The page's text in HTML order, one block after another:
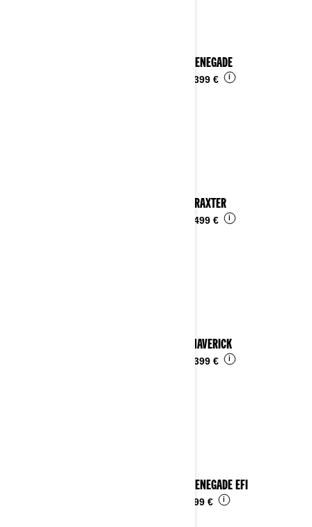
2023 RENEGADE
14.399 € i
2023 TRAXTER
16.499 € i
2023 MAVERICK
29.399 € i
2023 RENEGADE EFI
4.899 € i